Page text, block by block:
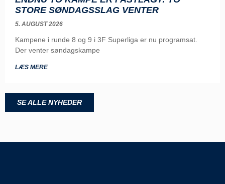
STORE SØNDAGSSLAG VENTER
5. AUGUST 2026
Kampene i runde 8 og 9 i 3F Superliga er nu programsat.
Der venter søndagskampe
LÆS MERE
SE ALLE NYHEDER